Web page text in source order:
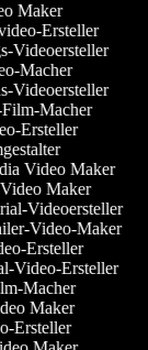
Maker
Ersteller
Videoersteller
Macher
Videoersteller
Film-Macher
Ersteller
Video Maker
Video Maker
Videoersteller
Video-Maker
Ersteller
Video-Ersteller
Macher
Maker
Ersteller